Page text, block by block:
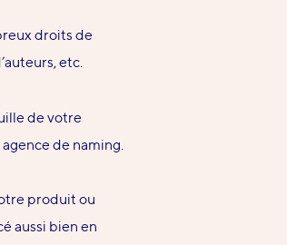
droits de
etc.
de votre
de naming.
produit ou
aussi bien en